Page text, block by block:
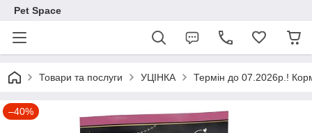
Pet Space
Товари та послуги УЦІНКА Термін до 07.2026р.!
–40%